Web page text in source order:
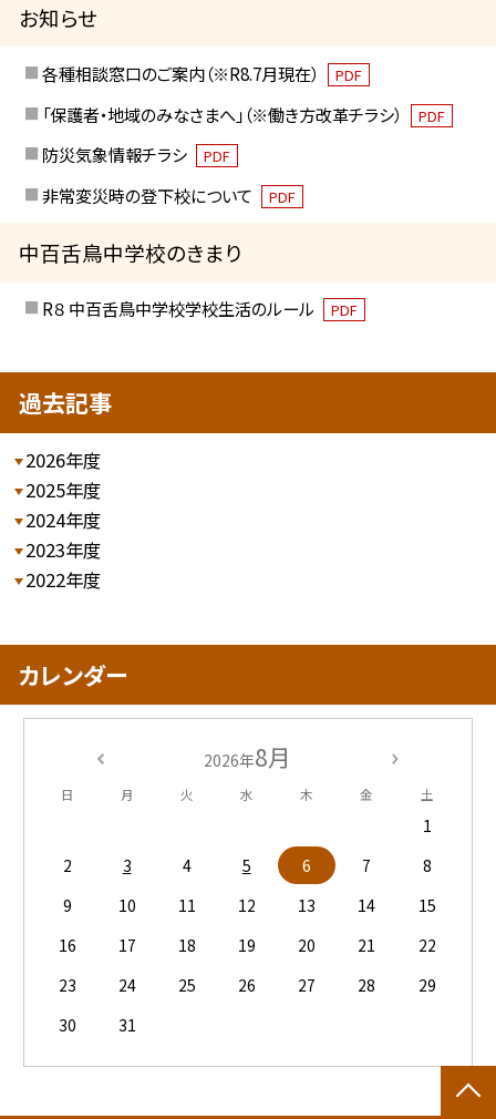
お知らせ
各種相談窓口のご案内（※R8.7月現在） PDF
「保護者・地域のみなさまへ」（※働き方改革チラシ） PDF
防災気象情報チラシ PDF
非常変災時の登下校について PDF
中百舌鳥中学校のきまり
R８ 中百舌鳥中学校学校生活のルール PDF
過去記事
2026年度
2025年度
2024年度
2023年度
2022年度
カレンダー
2026年8月
日 月 火 水 木 金 土
1
2
3 4 5 6 7
8
9
10 11 12 13 14
15
16
17 18 19 20 21
22
23
24 25 26 27 28
29
30
31